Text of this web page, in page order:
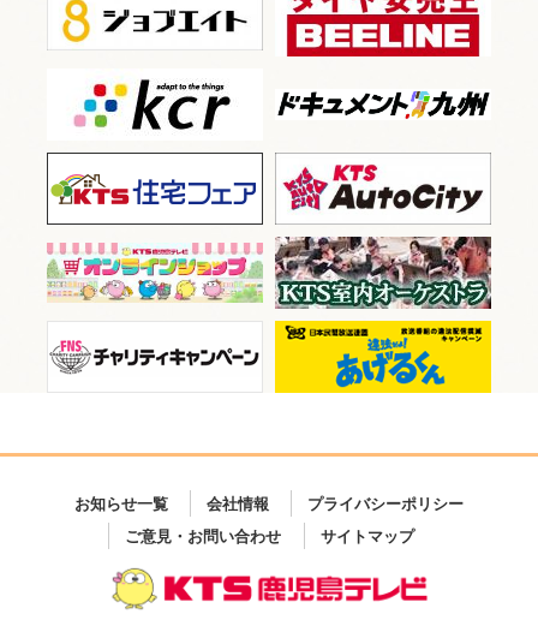
お知らせ一覧 会社情報
プライバシーポリシー
ご意見・お問い合わせ
サイトマップ